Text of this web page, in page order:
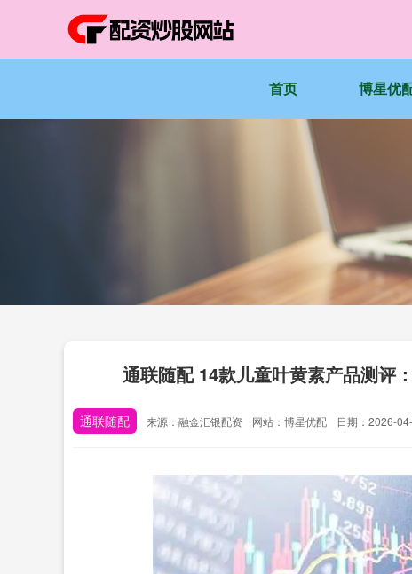
首页 博星优
通联随配 14款儿童叶黄素产品测评
通联随配 来源：融金汇银配资 网站：博星优配 日期：2026-